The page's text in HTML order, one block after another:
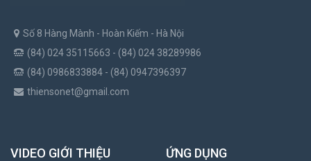
Số 8 Hàng Mành - Hoàn Kiếm - Hà Nội
(84) 024 35115663 - (84) 024 38289986
(84) 0986833884 - (84) 0947396397
thiensonet@gmail.com
VIDEO GIỚI THIỆU ỨNG DỤNG